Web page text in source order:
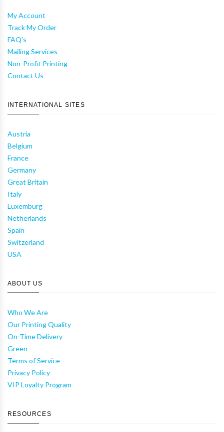
My Account
Track My Order
FAQ's
Mailing Services
Non-Profit Printing
Contact Us
INTERNATIONAL SITES
Austria
Belgium
France
Germany
Great Britain
Italy
Luxemburg
Netherlands
Spain
Switzerland
USA
ABOUT US
Who We Are
Our Printing Quality
On-Time Delivery
Green
Terms of Service
Privacy Policy
VIP Loyalty Program
RESOURCES